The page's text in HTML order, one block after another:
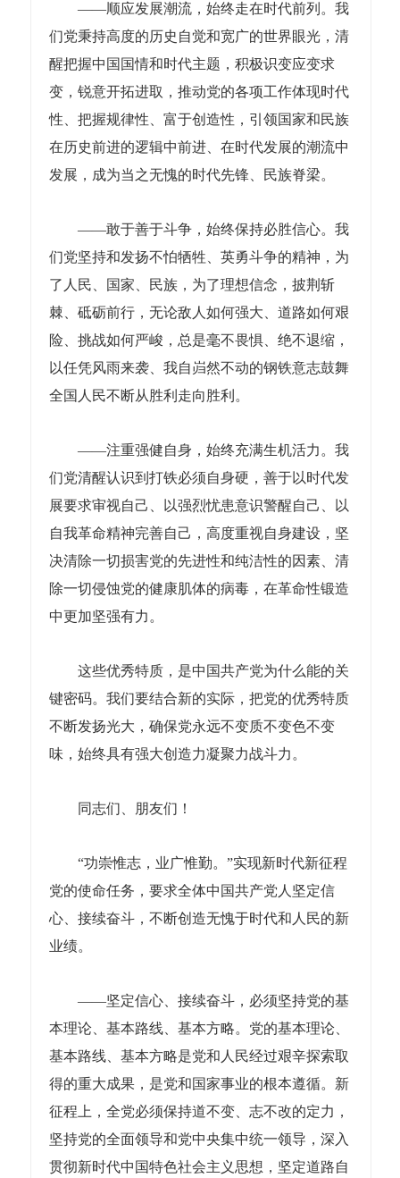
——顺应发展潮流，始终走在时代前列。我
们党秉持高度的历史自觉和宽广的世界眼光，清
醒把握中国国情和时代主题，积极识变应变求
变，锐意开拓进取，推动党的各项工作体现时代
性、把握规律性、富于创造性，引领国家和民族
在历史前进的逻辑中前进、在时代发展的潮流中
发展，成为当之无愧的时代先锋、民族脊梁。
——敢于善于斗争，始终保持必胜信心。我
们党坚持和发扬不怕牺牲、英勇斗争的精神，为
了人民、国家、民族，为了理想信念，披荆斩
棘、砥砺前行，无论敌人如何强大、道路如何艰
险、挑战如何严峻，总是毫不畏惧、绝不退缩，
以任凭风雨来袭、我自岿然不动的钢铁意志鼓舞
全国人民不断从胜利走向胜利。
——注重强健自身，始终充满生机活力。我
们党清醒认识到打铁必须自身硬，善于以时代发
展要求审视自己、以强烈忧患意识警醒自己、以
自我革命精神完善自己，高度重视自身建设，坚
决清除一切损害党的先进性和纯洁性的因素、清
除一切侵蚀党的健康肌体的病毒，在革命性锻造
中更加坚强有力。
这些优秀特质，是中国共产党为什么能的关
键密码。我们要结合新的实际，把党的优秀特质
不断发扬光大，确保党永远不变质不变色不变
味，始终具有强大创造力凝聚力战斗力。
同志们、朋友们！
“功崇惟志，业广惟勤。”实现新时代新征程
党的使命任务，要求全体中国共产党人坚定信
心、接续奋斗，不断创造无愧于时代和人民的新
业绩。
——坚定信心、接续奋斗，必须坚持党的基
本理论、基本路线、基本方略。党的基本理论、
基本路线、基本方略是党和人民经过艰辛探索取
得的重大成果，是党和国家事业的根本遵循。新
征程上，全党必须保持道不变、志不改的定力，
坚持党的全面领导和党中央集中统一领导，深入
贯彻新时代中国特色社会主义思想，坚定道路自